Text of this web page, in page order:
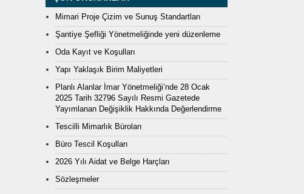
Mimari Proje Çizim ve Sunuş Standartları
Şantiye Şefliği Yönetmeliğinde yeni düzenleme
Oda Kayıt ve Koşulları
Yapı Yaklaşık Birim Maliyetleri
Planlı Alanlar İmar Yönetmeliği’nde 28 Ocak
2025 Tarih 32796 Sayılı Resmi Gazetede
Yayımlanan Değişiklik Hakkında Değerlendirme
Tescilli Mimarlık Büroları
Büro Tescil Koşulları
2026 Yılı Aidat ve Belge Harçları
Sözleşmeler